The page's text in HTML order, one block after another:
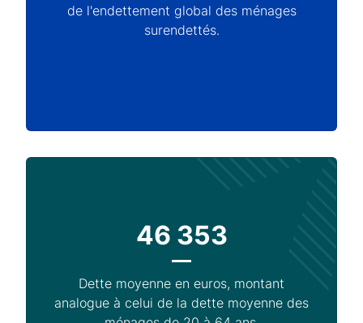
de l'endettement global des ménages
surendettés.
46 353
Dette moyenne en euros, montant
analogue à celui de la dette moyenne des